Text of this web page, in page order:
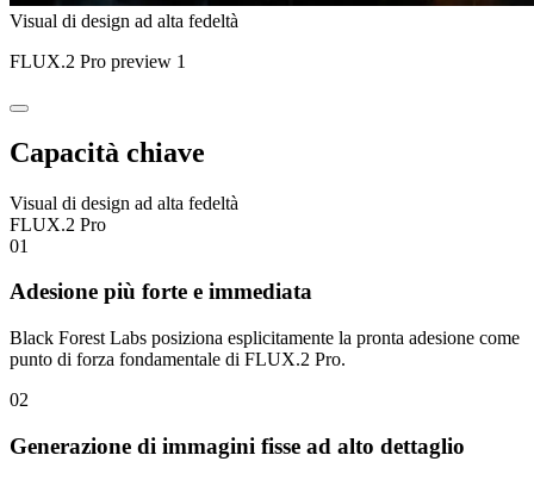
Visual di design ad alta fedeltà
FLUX.2 Pro preview 1
Capacità chiave
Visual di design ad alta fedeltà
FLUX.2 Pro
01
Adesione più forte e immediata
Black Forest Labs posiziona esplicitamente la pronta adesione come
punto di forza fondamentale di FLUX.2 Pro.
02
Generazione di immagini fisse ad alto dettaglio